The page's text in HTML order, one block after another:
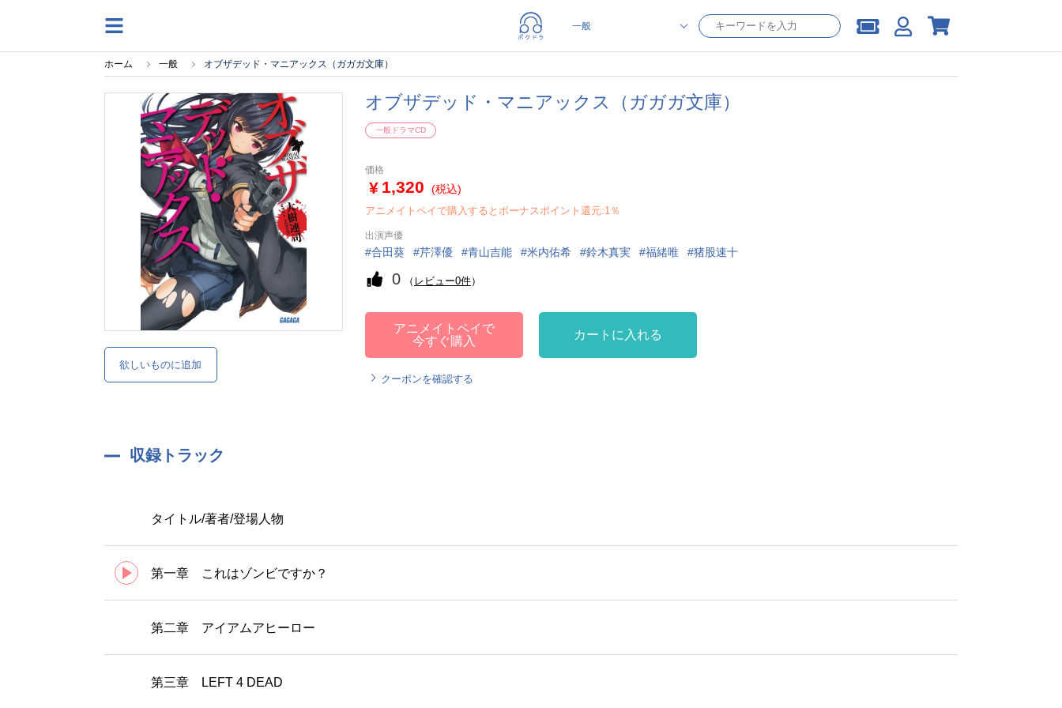
ホーム 一般 オブザデッド・マニアックス（ガガガ文庫）
欲しいものに追加
オブザデッド・マニアックス（ガガガ文庫）
一般ドラマCD
価格
1,320 (税込)
アニメイトペイで購入するとボーナスポイント還元:1％
出演声優
合田葵 芹澤優 青山吉能 米内佑希 鈴木真実 福緒唯 猪股速十
0 （ レビュー0件）
アニメイトペイで
今すぐ購入
カートに入れる
クーポンを確認する
収録トラック
タイトル/著者/登場人物
第一章 これはゾンビですか？
第二章 アイアムアヒーロー
第三章 LEFT 4 DEAD